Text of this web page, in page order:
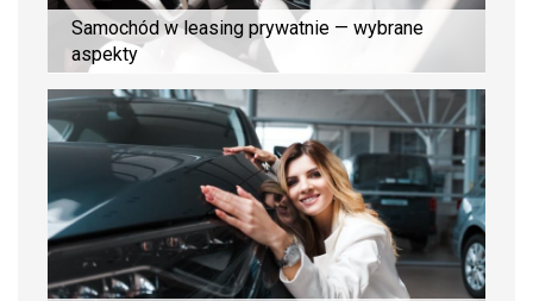
Samochód w leasing prywatnie — wybrane
aspekty